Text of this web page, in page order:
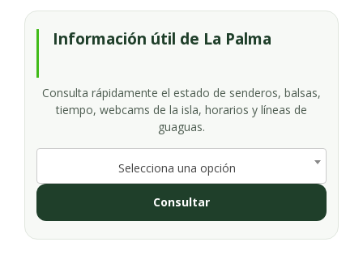
Información útil de La Palma
Consulta rápidamente el estado de senderos, balsas,
tiempo, webcams de la isla, horarios y líneas de
guaguas.
Selecciona una opción
Consultar